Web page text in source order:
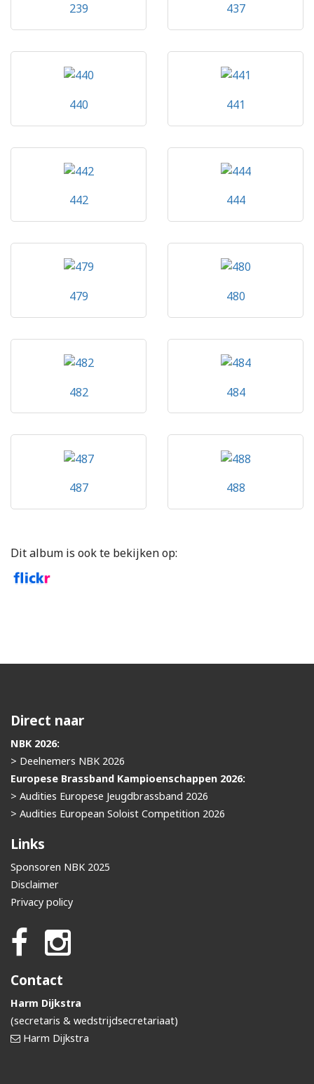
239 437
440 441
442 444
479 480
482 484
487 488
Dit album is ook te bekijken op:
Direct naar
NBK 2026:
> Deelnemers NBK 2026
Europese Brassband Kampioenschappen 2026:
> Audities Europese Jeugdbrassband 2026
> Audities European Soloist Competition 2026
Links
Sponsoren NBK 2025
Disclaimer
Privacy policy
Contact
Harm Dijkstra
(secretaris & wedstrijdsecretariaat)
Harm Dijkstra